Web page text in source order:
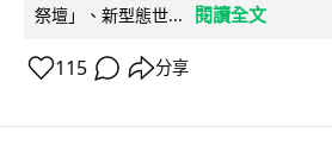
祭壇」、新型態世...
閱讀全文
115 分享